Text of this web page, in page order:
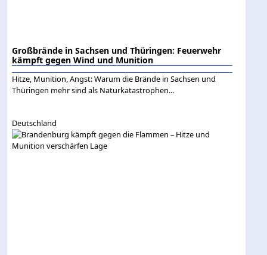
Großbrände in Sachsen und Thüringen: Feuerwehr
kämpft gegen Wind und Munition
Hitze, Munition, Angst: Warum die Brände in Sachsen und
Thüringen mehr sind als Naturkatastrophen...
Deutschland